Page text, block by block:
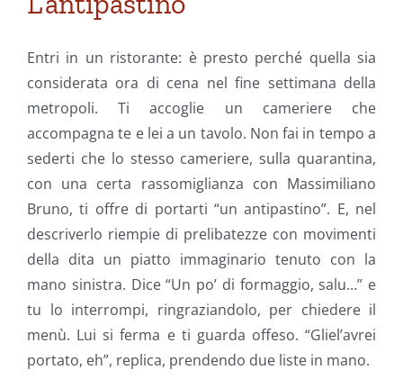
Entri in un ristorante: è presto perché quella sia
considerata ora di cena nel fine settimana della
metropoli. Ti accoglie un cameriere che
accompagna te e lei a un tavolo. Non fai in tempo a
sederti che lo stesso cameriere, sulla quarantina,
con una certa rassomiglianza con Massimiliano
Bruno, ti offre di portarti “un antipastino”. E, nel
descriverlo riempie di prelibatezze con movimenti
della dita un piatto immaginario tenuto con la
mano sinistra. Dice “Un po’ di formaggio, salu…” e
tu lo interrompi, ringraziandolo, per chiedere il
menù. Lui si ferma e ti guarda offeso. “Gliel’avrei
portato, eh”, replica, prendendo due liste in mano.